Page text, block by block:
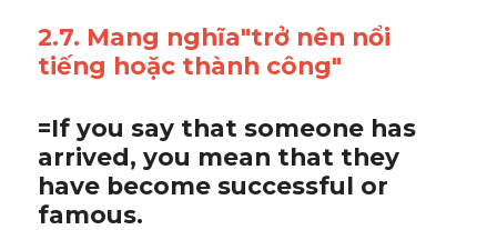
2.7. Mang nghĩa"trở nên nổi
tiếng hoặc thành công"
=If you say that someone has
arrived, you mean that they
have become successful or
famous.